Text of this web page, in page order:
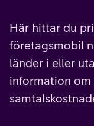
Här hittar du
företagsmobil
länder i eller
information om